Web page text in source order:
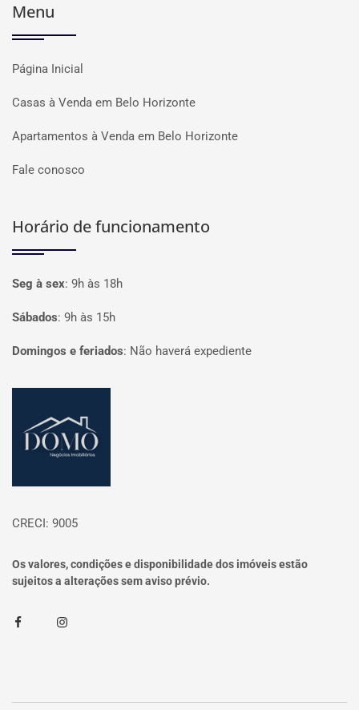
Menu
Página Inicial
Casas à Venda em Belo Horizonte
Apartamentos à Venda em Belo Horizonte
Fale conosco
Horário de funcionamento
Seg à sex: 9h às 18h
Sábados: 9h às 15h
Domingos e feriados: Não haverá expediente
CRECI: 9005
Os valores, condições e disponibilidade dos imóveis estão
sujeitos a alterações sem aviso prévio.
FacebookInstagram